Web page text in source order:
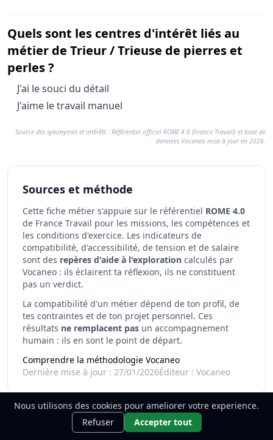
Quels sont les centres d'intérêt liés au
métier de Trieur / Trieuse de pierres et
perles ?
Le métier de Trieur / Trieuse de pierres et perles est
J'ai le souci du détail
Le métier de Trieur / Trieuse de pierres et perles est
J'aime le travail manuel
Attribut
Détails sémantiques
Centres d'intérêt
J'ai le souci du détail, J'aime le
Source des synonymes et intérêts : Référentiel officiel ROME 4.0 (France Travail) et base de
données Vocaneo mise à jour en 2026.
Sources et méthode
Cette fiche métier s'appuie sur le référentiel ROME 4.0
de France Travail pour les missions, les compétences et
les conditions d'exercice. Les indicateurs de
compatibilité, d'accessibilité, de tension et de salaire
sont des repères d'aide à l'exploration calculés par
Vocaneo : ils éclairent ta réflexion, ils ne constituent
pas un verdict.
La compatibilité d'un métier dépend de ton profil, de
tes contraintes et de ton projet personnel. Ces
résultats ne remplacent pas un accompagnement
humain : ils en sont le point de départ.
Comprendre la méthodologie Vocaneo
Dernière mise à jour : 27/01/2026Éditeur : Vocaneo
Ce métier t'intéresse ?Découvre
comment le devenir.
Nous utilisons des cookies pour ameliorer votre experience.
Refuser
Accepter tout